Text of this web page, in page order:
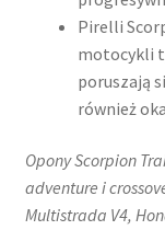
Pirelli
motocykli
poruszają
również
Opony Scorpion
adventure i
Multistrada V4,